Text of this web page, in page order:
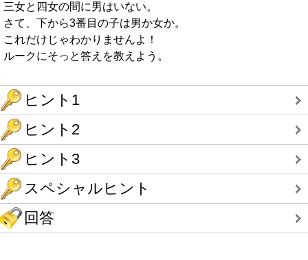
三女と四女の間に男はいない。
さて、下から3番目の子は男か女か。
これだけじゃわかりませんよ！
ルークにそっと答えを教えよう。
ヒント1
ヒント2
ヒント3
スペシャルヒント
回答